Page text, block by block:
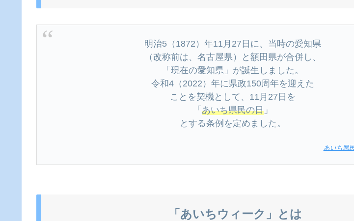
明治5（1872）年11⽉27⽇に、当時の愛知県
（改称前は、名古屋県）と額田県が合併し、
「現在の愛知県」が誕生しました。
令和4（2022）年に県政150周年を迎えた
ことを契機として、11⽉27⽇を
「 あいち県⺠の⽇ 」
とする条例を定めました。
あいち県
「あいちウィーク」とは